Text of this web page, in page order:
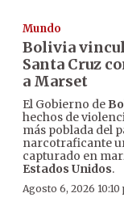
Mundo
Bolivia
Santa Cruz
a Marset
El Gobierno de
hechos de
más poblada del
narcotraficante
capturado en
Estados Unidos.
Agosto 6, 2026 10:10